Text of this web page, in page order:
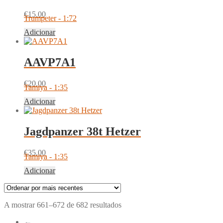
€15.00
Trumpeter - 1:72
Adicionar
AAVP7A1
€20.00
Tamiya - 1:35
Adicionar
Jagdpanzer 38t Hetzer
€35.00
Tamiya - 1:35
Adicionar
A mostrar 661–672 de 682 resultadosOrdenado